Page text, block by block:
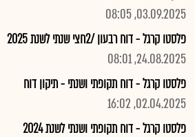
03.09.2025, 08:05
פלסטו קרגל - דוח רבעון /2חצי שנתי לשנת 2025
24.08.2025, 08:01
פלסטו קרגל - דוח תקופתי ושנתי - תיקון דוח
02.04.2025, 16:02
פלסטו קרגל - דוח תקופתי ושנתי לשנת 2024